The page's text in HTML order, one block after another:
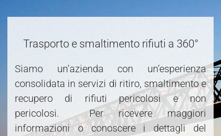
Trasporto e smaltimento rifiuti a 360°
Siamo un’azienda con un’esperienza
consolidata in servizi di ritiro, smaltimento e
recupero di rifiuti pericolosi e non
pericolosi. Per ricevere maggiori
informazioni o conoscere i dettagli del